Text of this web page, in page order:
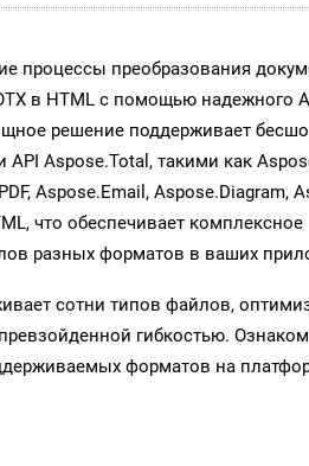
процессы преобразования
в HTML с помощью надежного
решение поддерживает
API Aspose.Total, такими как
Aspose.Email, Aspose.Diagram,
что обеспечивает комплексное
разных форматов в ваших
сотни типов файлов,
гибкостью.
форматов на